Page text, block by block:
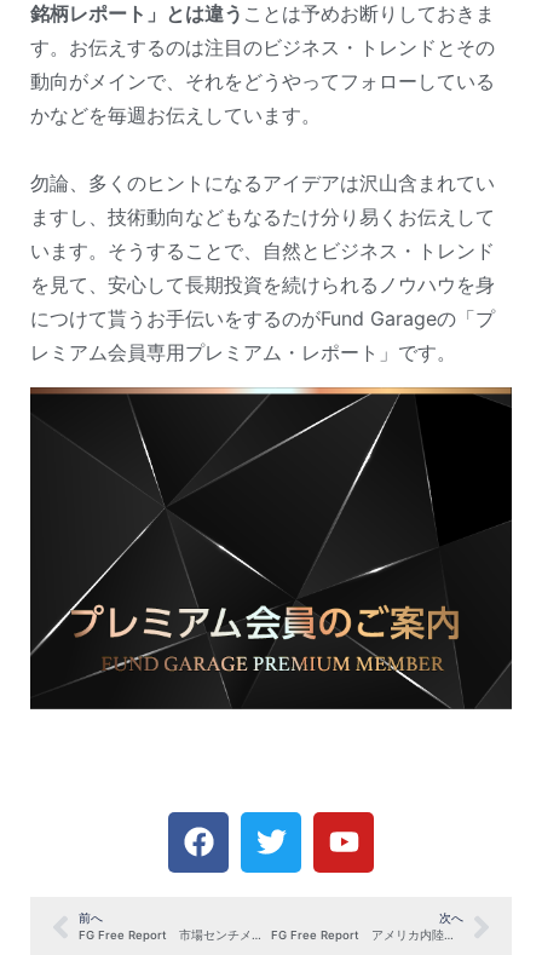
銘柄レポート」とは違う ことは予めお断りしておきま
す。お伝えするのは注目のビジネス・トレンドとその
動向がメインで、それをどうやってフォローしている
かなどを毎週お伝えしています。
勿論、多くのヒントになるアイデアは沢山含まれてい
ますし、技術動向などもなるたけ分り易くお伝えして
います。そうすることで、自然とビジネス・トレンド
を見て、安心して長期投資を続けられるノウハウを身
につけて貰うお手伝いをするのがFund Garageの「プ
レミアム会員専用プレミアム・レポート」です。
前へ
FG Free Report 市場センチメントに惑わされない！4つの投資チェックリスト（6月2日号抜粋）
次へ
FG Free Report アメリカ内陸部「赤い州」が映し出す、米国経済のリアル（6月16日号抜粋）